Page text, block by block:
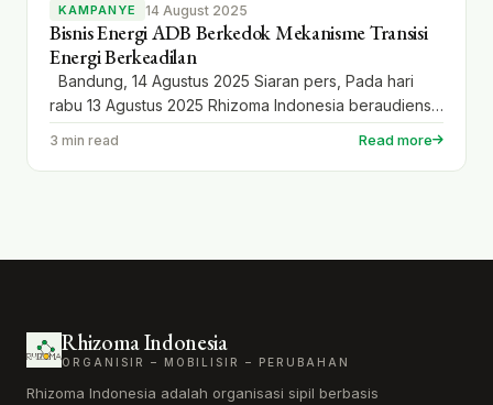
KAMPANYE 14 August 2025
Bisnis Energi ADB Berkedok Mekanisme Transisi
Energi Berkeadilan
Bandung, 14 Agustus 2025 Siaran pers, Pada hari
rabu 13 Agustus 2025 Rhizoma Indonesia beraudiensi
dengan pihak Bank Pembangunan Asia (ADB) yang
3 min read Read more
Rhizoma Indonesia
ORGANISIR – MOBILISIR – PERUBAHAN
Rhizoma Indonesia adalah organisasi sipil berbasis